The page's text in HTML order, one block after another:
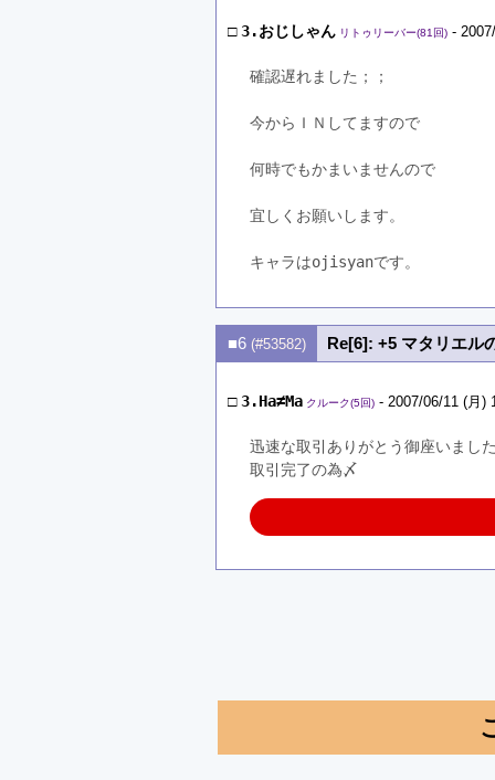
□3.おじしゃん リトゥリーバー(81回) -
確認遅れました；；
今からＩＮしてますので
何時でもかまいませんので
宜しくお願いします。
キャラはojisyanです。
■6 (#53582) Re[6]: +5 マタリエル
□3.Ha≠Ma クルーク(5回) - 2007/06/11 (月)
迅速な取引ありがとう御座いまし
取引完了の為〆